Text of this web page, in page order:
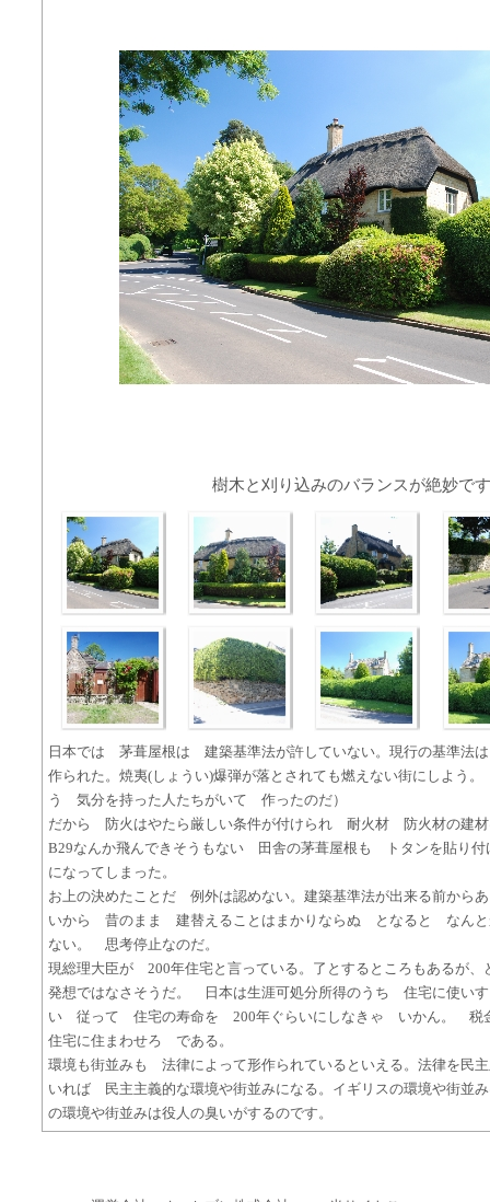
樹木と刈り込みのバランスが絶妙で
日本では 茅葺屋根は 建築基準法が許していない。現行の基準法
作られた。焼夷(しょうい)爆弾が落とされても燃えない街にしよう
う 気分を持った人たちがいて 作ったのだ）
だから 防火はやたら厳しい条件が付けられ 耐火材 防火材の建材
B29なんか飛んできそうもない 田舎の茅葺屋根も トタンを貼り
になってしまった。
お上の決めたことだ 例外は認めない。建築基準法が出来る前から
いから 昔のまま 建替えることはまかりならぬ となると なんと
ない。 思考停止なのだ。
現総理大臣が 200年住宅と言っている。了とするところもあるが、
発想ではなさそうだ。 日本は生涯可処分所得のうち 住宅に使いす
い 従って 住宅の寿命を 200年ぐらいにしなきゃ いかん。 税
住宅に住まわせろ である。
環境も街並みも 法律によって形作られているといえる。法律を民
いれば 民主主義的な環境や街並みになる。イギリスの環境や街並
の環境や街並みは役人の臭いがするのです。